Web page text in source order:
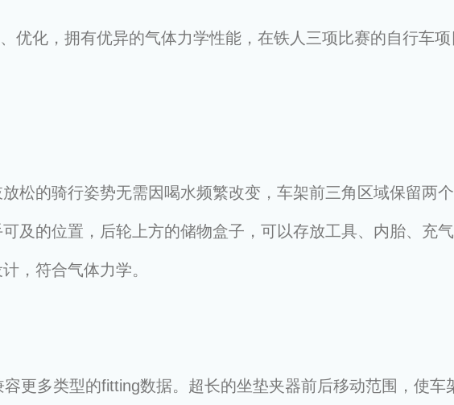
优化，拥有优异的气体力学性能，在铁人三项比赛的自行车
松的骑行姿势无需因喝水频繁改变，车架前三角区域保留两
及的位置，后轮上方的储物盒子，可以存放工具、内胎、充
，符合气体力学。
更多类型的fitting数据。超长的坐垫夹器前后移动范围，使车